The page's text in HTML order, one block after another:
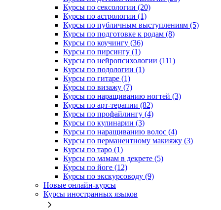
Курсы по сексологии (20)
Курсы по астрологии (1)
Курсы по публичным выступлениям (5)
Курсы по подготовке к родам (8)
Курсы по коучингу (36)
Курсы по пирсингу (1)
Курсы по нейропсихологии (111)
Курсы по подологии (1)
Курсы по гитаре (1)
Курсы по визажу (7)
Курсы по наращиванию ногтей (3)
Курсы по арт-терапии (82)
Курсы по профайлингу (4)
Курсы по кулинарии (3)
Курсы по наращиванию волос (4)
Курсы по перманентному макияжу (3)
Курсы по таро (1)
Курсы по мамам в декрете (5)
Курсы по йоге (12)
Курсы по экскурсоводу (9)
Новые онлайн‑курсы
Курсы иностранных языков